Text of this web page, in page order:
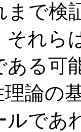
まで検
それら
ある可
論の
ルであ